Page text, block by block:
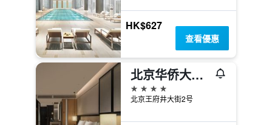
HK$627
查看優惠
北京华侨大厦睿世酒店
4星級
北京王府井大街2号